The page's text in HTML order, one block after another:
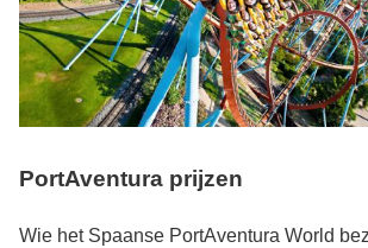
PortAventura prijzen
Wie het Spaanse PortAventura World